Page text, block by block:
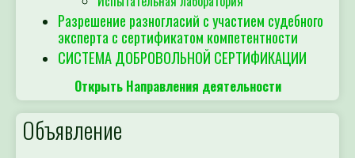
Разрешение разногласий с участием судебного
эксперта с сертификатом компетентности
СИСТЕМА ДОБРОВОЛЬНОЙ СЕРТИФИКАЦИИ
Открыть Направления деятельности
Объявление